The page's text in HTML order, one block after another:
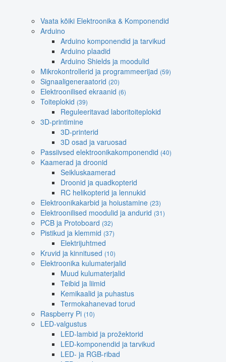
Vaata kõiki Elektroonika & Komponendid
Arduino
Arduino komponendid ja tarvikud
Arduino plaadid
Arduino Shields ja moodulid
Mikrokontrollerid ja programmeerijad (59)
Signaaligeneraatorid (20)
Elektroonilised ekraanid (6)
Toiteplokid (39)
Reguleeritavad laboritoiteplokid
3D-printimine
3D-printerid
3D osad ja varuosad
Passiivsed elektroonikakomponendid (40)
Kaamerad ja droonid
Seikluskaamerad
Droonid ja quadkopterid
RC helikopterid ja lennukid
Elektroonikakarbid ja hoiustamine (23)
Elektroonilised moodulid ja andurid (31)
PCB ja Protoboard (32)
Pistikud ja klemmid (37)
Elektrijuhtmed
Kruvid ja kinnitused (10)
Elektroonika kulumaterjalid
Muud kulumaterjalid
Teibid ja liimid
Kemikaalid ja puhastus
Termokahanevad torud
Raspberry Pi (10)
LED-valgustus
LED-lambid ja prožektorid
LED-komponendid ja tarvikud
LED- ja RGB-ribad